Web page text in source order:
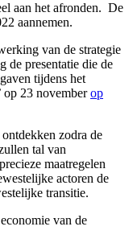
aan het afronden. De
aannemen.
van de strategie
de presentatie die de
tijdens het
op 23 novemberop
zodra de
tal van
maatregelen
actoren de
transitie.
van de